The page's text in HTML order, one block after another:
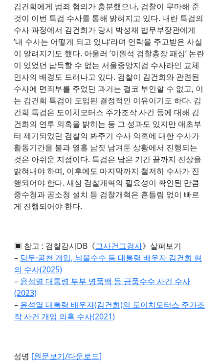
김건희에게 범죄 혐의가 충분했으나, 검찰이 무마해 준
것이 이번 특검 수사를 통해 밝혀지고 있다. 내란 특검의
수사 과정에서 김건희가 당시 박성재 법무부장관에게
‘내 수사는 어떻게 되고 있냐’라며 연락을 주고받은 사실
이 알려지기도 했다. 아울러 ‘이원석 검찰총장 패싱’ 논란
이 있었던 납득할 수 없는 서울중앙지검 수사라인 교체
인사의 배경도 드러나고 있다. 검찰이 김건희와 관련된
수사에 면죄부를 주었던 과거는 결코 부인할 수 없고, 이
는 김건희 특검이 도입된 결정적인 이유이기도 하다. 김
건희 특검은 도이치모터스 주가조작 사건 등에 대해 김
건희의 연루 의혹을 밝히는 등 그 성과도 있지만 애초부
터 제기되었던 검찰의 봐주기 수사 의혹에 대한 수사가
활동기간을 불과 열흘 남짓 남겨둔 상황에서 진행되는
것은 아쉬운 지점이다. 특검은 남은 기간 끝까지 진상을
밝혀내야 하며, 이후에도 마지막까지 철저히 수사가 진
행되어야 한다. 새삼 검찰개혁의 필요성이 확인된 만큼
중수청과 공소청 설치 등 검찰개혁은 흔들림 없이 빠르
게 진행되어야 한다.
▣ 참고 : 검찰감시DB《그사건그검사》살펴보기
– 당무·공천 개입, 뇌물수수 등 대통령 배우자 김건희 혐
의 수사(2025)
– 윤석열 대통령 부부 명품백 등 금품수수 사건 수사
(2023)
– 윤석열 대통령 배우자(김건희)의 도이치모터스 주가조
작 사건 개입 의혹 수사(2021)
성명 [원문보기/다운로드]